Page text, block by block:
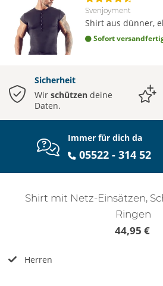
Svenjoyment
Shirt aus dünner,
Sofort
Sicherheit
Wir schützen deine
Daten.
Immer für dich da
05522 - 314 52
Shirt mit Netz-Einsätzen,
Ringen
44,95 €
Herren